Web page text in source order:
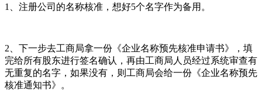
1、注册公司的名称核准，想好5个名字作为备用。
2、下一步去工商局拿一份《企业名称预先核准申请书》，填
完给所有股东进行签名确认，再由工商局人员经过系统审查有
无重复的名字，如果没有，则工商局会给一份《企业名称预先
核准通知书》。